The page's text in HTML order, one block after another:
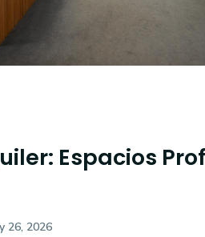
Espacios
26, 2026